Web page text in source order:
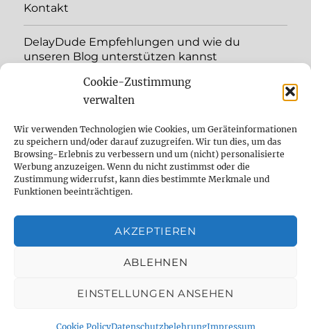
Cookie-Zustimmung
verwalten
Wir verwenden Technologien wie Cookies, um Geräteinformationen
zu speichern und/oder darauf zuzugreifen. Wir tun dies, um das
Browsing-Erlebnis zu verbessern und um (nicht) personalisierte
Werbung anzuzeigen. Wenn du nicht zustimmst oder die
Zustimmung widerrufst, kann dies bestimmte Merkmale und
Funktionen beeinträchtigen.
AKZEPTIEREN
ABLEHNEN
EINSTELLUNGEN ANSEHEN
Cookie PolicyDatenschutzbelehrungImpressum
Kontakt
DelayDude Empfehlungen und wie du
unseren Blog unterstützen kannst
expand
child
YouTube
Instagram
Feed
Cookie Policy (EU)